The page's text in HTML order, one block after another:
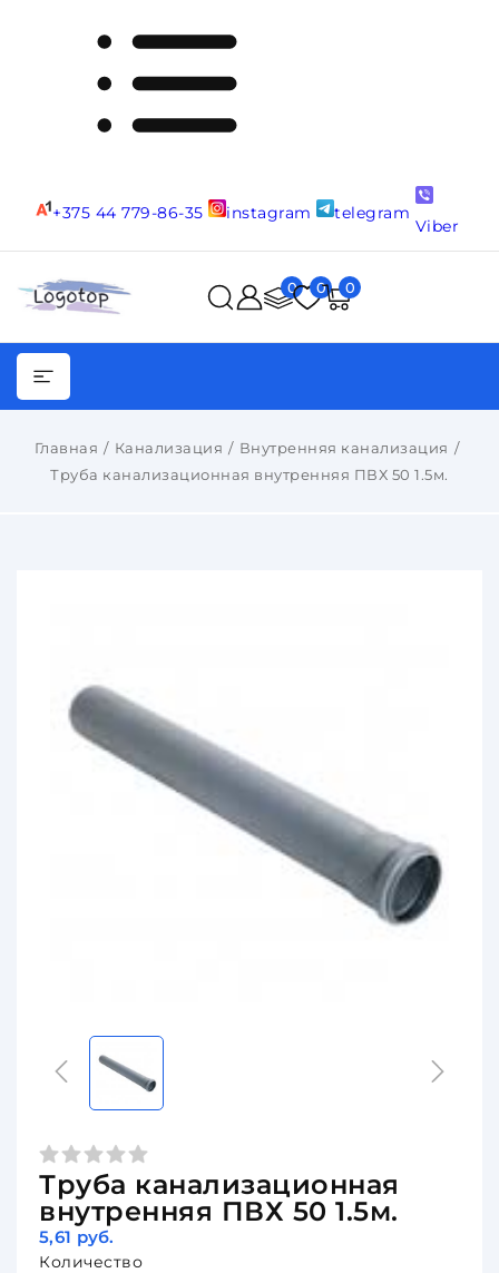
+375 44 779-86-35 instagram telegram
Viber
0 0 0
Главная Канализация
Внутренняя канализация
Труба канализационная внутренняя ПВХ 50 1.5м.
Труба канализационная
внутренняя ПВХ 50 1.5м.
5,61 руб.
Количество